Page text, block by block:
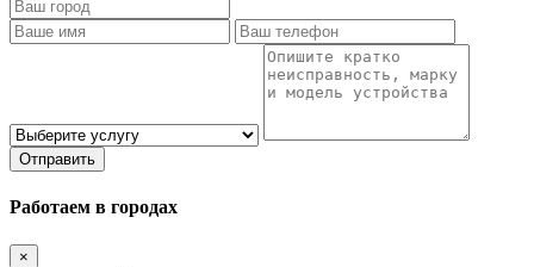
Отправить
Работаем в городах
×